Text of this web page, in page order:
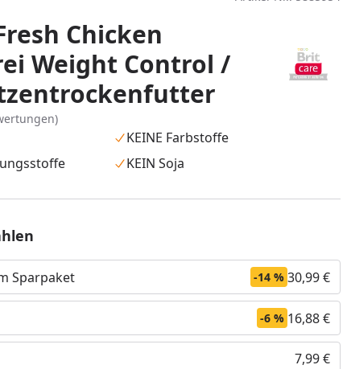
Chicken
Weight Control /
KEINE Farbstoffe
KEIN Soja
Sparpaket -14 % 30,99 €
-6 % 16,88 €
7,99 €